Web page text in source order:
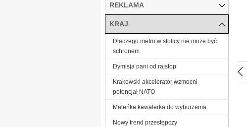
REKLAMA
KRAJ
Dlaczego metro w stolicy nie może być
schronem
Dymisja pani od rajstop
Krakowski akcelerator wzmocni
potencjał NATO
Maleńka kawalerka do wyburzenia
Nowy trend przestępczy